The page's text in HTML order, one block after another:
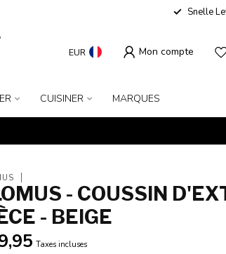
Snelle
EUR Mon compte
CUISINER MARQUES
- COUSSIN
- BEIGE
Taxes incluses